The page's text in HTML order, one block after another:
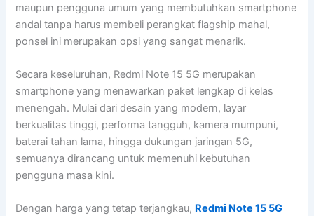
maupun pengguna umum yang membutuhkan smartphone
andal tanpa harus membeli perangkat flagship mahal,
ponsel ini merupakan opsi yang sangat menarik.
Secara keseluruhan, Redmi Note 15 5G merupakan
smartphone yang menawarkan paket lengkap di kelas
menengah. Mulai dari desain yang modern, layar
berkualitas tinggi, performa tangguh, kamera mumpuni,
baterai tahan lama, hingga dukungan jaringan 5G,
semuanya dirancang untuk memenuhi kebutuhan
pengguna masa kini.
Dengan harga yang tetap terjangkau, Redmi Note 15 5G